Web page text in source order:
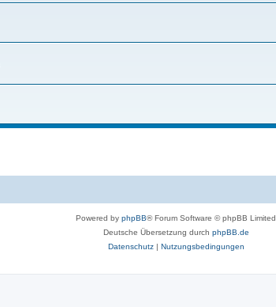
Powered by phpBB® Forum Software © phpBB Limited
Deutsche Übersetzung durch phpBB.de
Datenschutz| Nutzungsbedingungen